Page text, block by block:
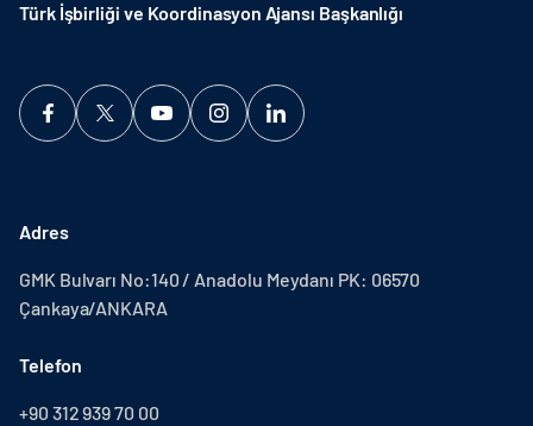
Türk İşbirliği ve Koordinasyon Ajansı Başkanlığı
Adres
GMK Bulvarı No:140 / Anadolu Meydanı PK: 06570
Çankaya/ANKARA
Telefon
+90 312 939 70 00